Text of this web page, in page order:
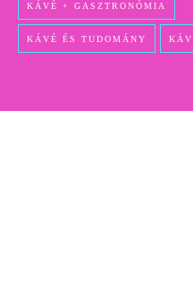
KÁVÉ + GASZTRONÓMIA
KÁVÉ ÉS TUDOMÁNY